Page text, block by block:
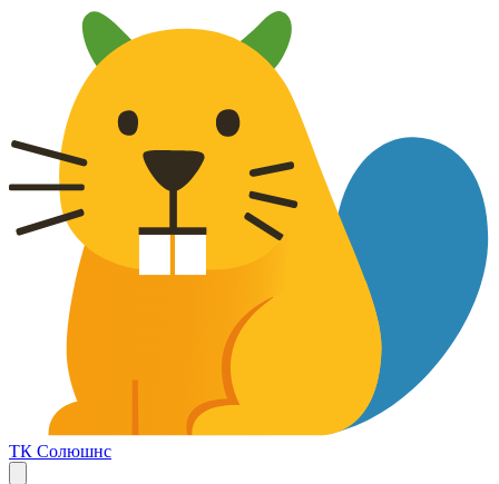
ТК Солюшнс